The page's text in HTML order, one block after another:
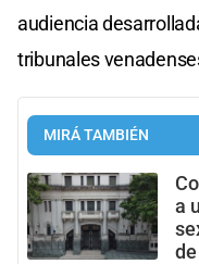
audiencia
tribunales
MIRÁ TAMBIÉN
a